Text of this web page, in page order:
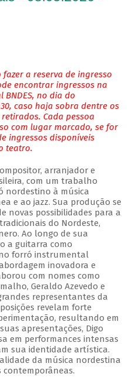
a reserva de ingresso
encontrar ingressos na
BNDES, no dia do
caso haja sobra dentre os
Cada pessoa
com lugar marcado, se for
ingressos disponíveis
teatro.
arranjador e
com um trabalho
nordestino à música
e ao jazz. Sua produção se
novas possibilidades para a
do Nordeste,
Ao longo de sua
a guitarra como
forró instrumental
inovadora e
com nomes como
Geraldo Azevedo e
representantes da
revelam forte
resultando em
apresentações, Digo
em performances intensas
sua identidade artística.
da música nordestina